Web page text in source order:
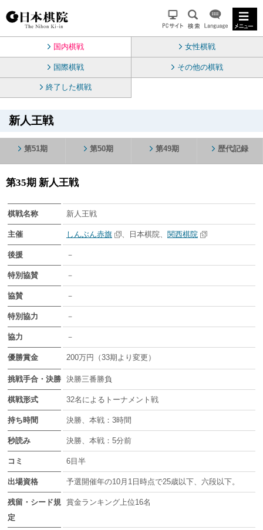
国内棋戦 女性棋戦
国際棋戦 その他の棋戦
終了した棋戦
新人王戦
第51期 第50期 第49期 歴代記録
第35期 新人王戦
棋戦名称 新人王戦
主催 しんぶん赤旗 、日本棋院、 関西棋院
後援 －
特別協賛 －
協賛 －
特別協力 －
協力 －
優勝賞金 200万円（33期より変更）
挑戦手合・決勝 決勝三番勝負
棋戦形式 32名によるトーナメント戦
持ち時間 決勝、本戦：3時間
秒読み 決勝、本戦：5分前
コミ 6目半
出場資格 予選開催年の10月1日時点で25歳以下、六段以下。
残留・シード規
定
賞金ランキング上位16名